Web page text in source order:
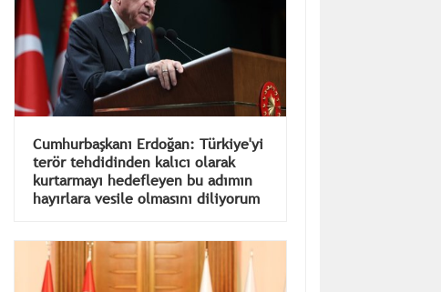
Cumhurbaşkanı Erdoğan: Türkiye'yi
terör tehdidinden kalıcı olarak
kurtarmayı hedefleyen bu adımın